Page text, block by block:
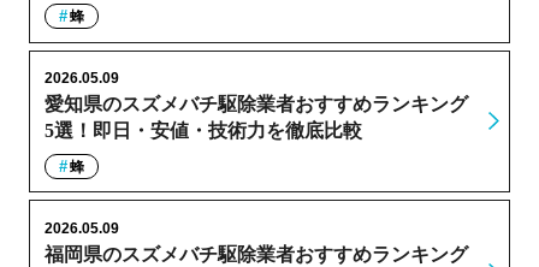
蜂
愛知県のスズメバチ駆除業者おすすめランキング
5選！即日・安値・技術力を徹底比較
2026.05.09
蜂
福岡県のスズメバチ駆除業者おすすめランキング
2026.05.09